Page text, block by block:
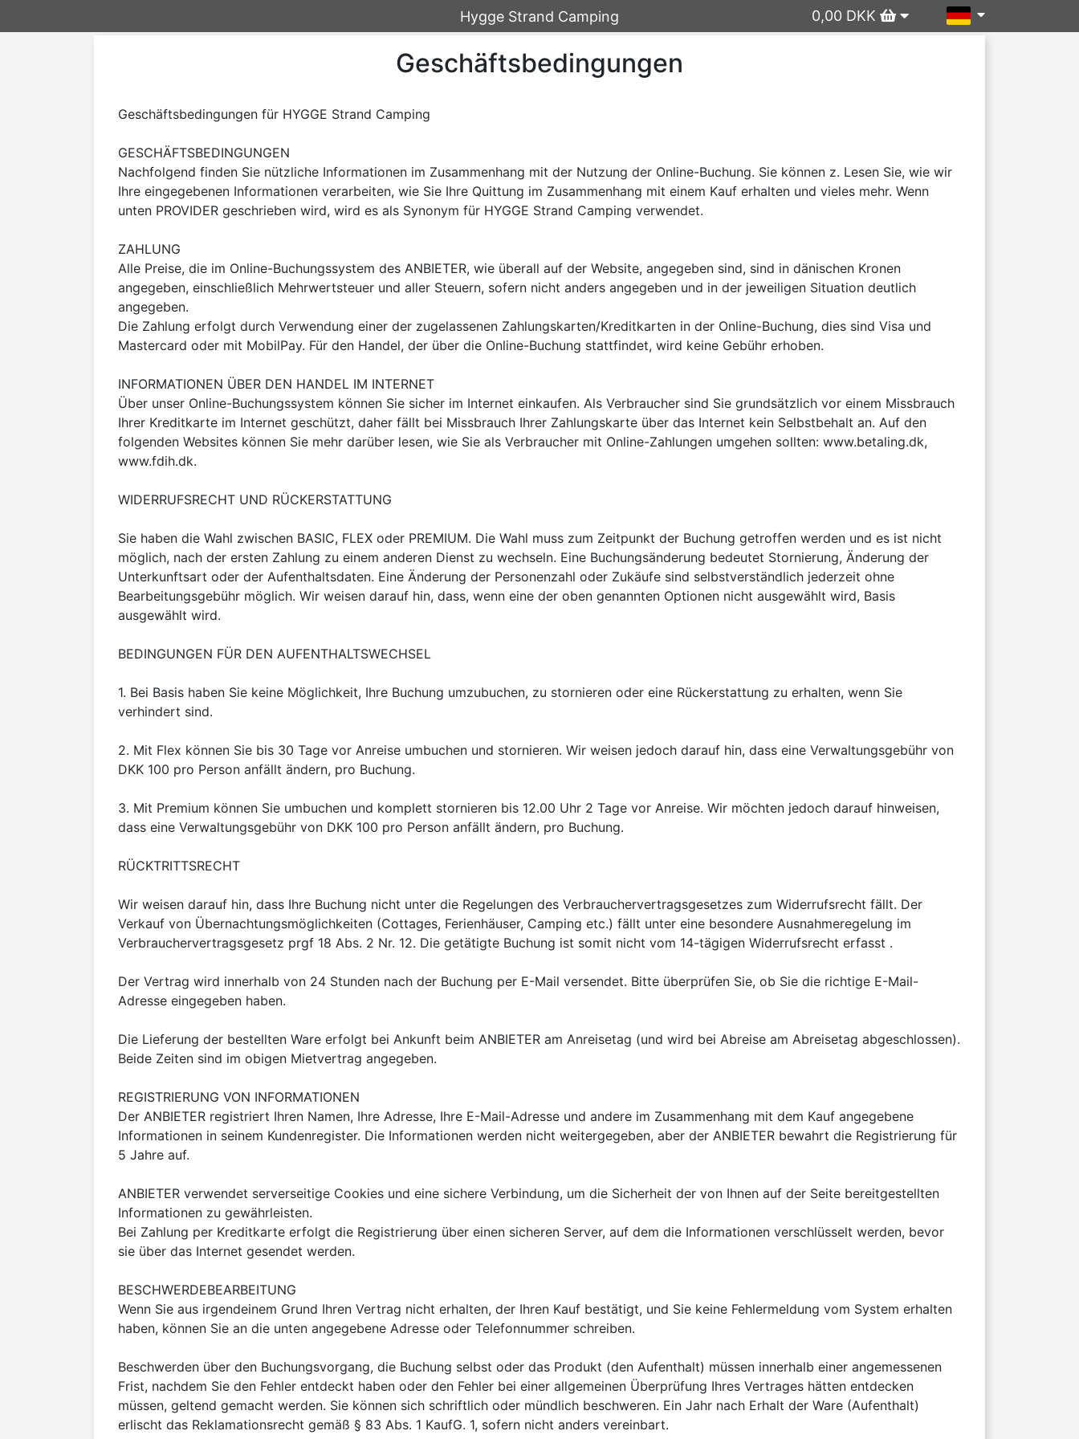
Hygge Strand Camping 0,00 DKK
Geschäftsbedingungen
Geschäftsbedingungen für HYGGE Strand Camping
GESCHÄFTSBEDINGUNGEN
Nachfolgend finden Sie nützliche Informationen im Zusammenhang mit der Nutzung der Online-Buchung. Sie können z. Lesen Sie, wie wir
Ihre eingegebenen Informationen verarbeiten, wie Sie Ihre Quittung im Zusammenhang mit einem Kauf erhalten und vieles mehr. Wenn
unten PROVIDER geschrieben wird, wird es als Synonym für HYGGE Strand Camping verwendet.
ZAHLUNG
Alle Preise, die im Online-Buchungssystem des ANBIETER, wie überall auf der Website, angegeben sind, sind in dänischen Kronen
angegeben, einschließlich Mehrwertsteuer und aller Steuern, sofern nicht anders angegeben und in der jeweiligen Situation deutlich
angegeben.
Die Zahlung erfolgt durch Verwendung einer der zugelassenen Zahlungskarten/Kreditkarten in der Online-Buchung, dies sind Visa und
Mastercard oder mit MobilPay. Für den Handel, der über die Online-Buchung stattfindet, wird keine Gebühr erhoben.
INFORMATIONEN ÜBER DEN HANDEL IM INTERNET
Über unser Online-Buchungssystem können Sie sicher im Internet einkaufen. Als Verbraucher sind Sie grundsätzlich vor einem Missbrauch
Ihrer Kreditkarte im Internet geschützt, daher fällt bei Missbrauch Ihrer Zahlungskarte über das Internet kein Selbstbehalt an. Auf den
folgenden Websites können Sie mehr darüber lesen, wie Sie als Verbraucher mit Online-Zahlungen umgehen sollten: www.betaling.dk,
www.fdih.dk.
WIDERRUFSRECHT UND RÜCKERSTATTUNG
Sie haben die Wahl zwischen BASIC, FLEX oder PREMIUM. Die Wahl muss zum Zeitpunkt der Buchung getroffen werden und es ist nicht
möglich, nach der ersten Zahlung zu einem anderen Dienst zu wechseln. Eine Buchungsänderung bedeutet Stornierung, Änderung der
Unterkunftsart oder der Aufenthaltsdaten. Eine Änderung der Personenzahl oder Zukäufe sind selbstverständlich jederzeit ohne
Bearbeitungsgebühr möglich. Wir weisen darauf hin, dass, wenn eine der oben genannten Optionen nicht ausgewählt wird, Basis
ausgewählt wird.
BEDINGUNGEN FÜR DEN AUFENTHALTSWECHSEL
1. Bei Basis haben Sie keine Möglichkeit, Ihre Buchung umzubuchen, zu stornieren oder eine Rückerstattung zu erhalten, wenn Sie
verhindert sind.
2. Mit Flex können Sie bis 30 Tage vor Anreise umbuchen und stornieren. Wir weisen jedoch darauf hin, dass eine Verwaltungsgebühr von
DKK 100 pro Person anfällt ändern, pro Buchung.
3. Mit Premium können Sie umbuchen und komplett stornieren bis 12.00 Uhr 2 Tage vor Anreise. Wir möchten jedoch darauf hinweisen,
dass eine Verwaltungsgebühr von DKK 100 pro Person anfällt ändern, pro Buchung.
RÜCKTRITTSRECHT
Wir weisen darauf hin, dass Ihre Buchung nicht unter die Regelungen des Verbrauchervertragsgesetzes zum Widerrufsrecht fällt. Der
Verkauf von Übernachtungsmöglichkeiten (Cottages, Ferienhäuser, Camping etc.) fällt unter eine besondere Ausnahmeregelung im
Verbrauchervertragsgesetz prgf 18 Abs. 2 Nr. 12. Die getätigte Buchung ist somit nicht vom 14-tägigen Widerrufsrecht erfasst .
Der Vertrag wird innerhalb von 24 Stunden nach der Buchung per E-Mail versendet. Bitte überprüfen Sie, ob Sie die richtige E-Mail-
Adresse eingegeben haben.
Die Lieferung der bestellten Ware erfolgt bei Ankunft beim ANBIETER am Anreisetag (und wird bei Abreise am Abreisetag abgeschlossen).
Beide Zeiten sind im obigen Mietvertrag angegeben.
REGISTRIERUNG VON INFORMATIONEN
Der ANBIETER registriert Ihren Namen, Ihre Adresse, Ihre E-Mail-Adresse und andere im Zusammenhang mit dem Kauf angegebene
Informationen in seinem Kundenregister. Die Informationen werden nicht weitergegeben, aber der ANBIETER bewahrt die Registrierung für
5 Jahre auf.
ANBIETER verwendet serverseitige Cookies und eine sichere Verbindung, um die Sicherheit der von Ihnen auf der Seite bereitgestellten
Informationen zu gewährleisten.
Bei Zahlung per Kreditkarte erfolgt die Registrierung über einen sicheren Server, auf dem die Informationen verschlüsselt werden, bevor
sie über das Internet gesendet werden.
BESCHWERDEBEARBEITUNG
Wenn Sie aus irgendeinem Grund Ihren Vertrag nicht erhalten, der Ihren Kauf bestätigt, und Sie keine Fehlermeldung vom System erhalten
haben, können Sie an die unten angegebene Adresse oder Telefonnummer schreiben.
Beschwerden über den Buchungsvorgang, die Buchung selbst oder das Produkt (den Aufenthalt) müssen innerhalb einer angemessenen
Frist, nachdem Sie den Fehler entdeckt haben oder den Fehler bei einer allgemeinen Überprüfung Ihres Vertrages hätten entdecken
müssen, geltend gemacht werden. Sie können sich schriftlich oder mündlich beschweren. Ein Jahr nach Erhalt der Ware (Aufenthalt)
erlischt das Reklamationsrecht gemäß § 83 Abs. 1 KaufG. 1, sofern nicht anders vereinbart.